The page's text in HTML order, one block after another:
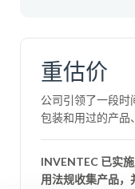
重估价
公司引领了一段时
包装和用过的产品
INVENTEC 已实
用法规收集产品，